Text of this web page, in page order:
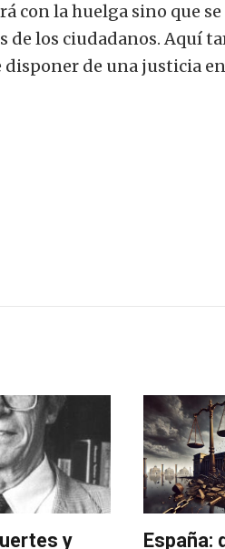
con la huelga sino que
de los ciudadanos. Aquí
de una justicia
y España: